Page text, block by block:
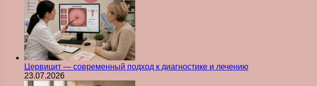
Цервицит — современный подход к диагностике и лечению
23.07.2026